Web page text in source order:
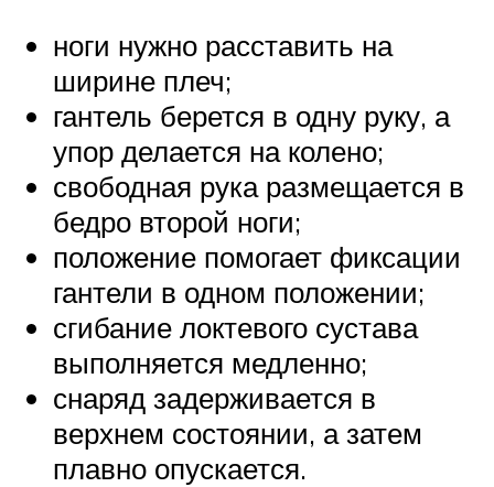
ноги нужно расставить на
ширине плеч;
гантель берется в одну руку, а
упор делается на колено;
свободная рука размещается в
бедро второй ноги;
положение помогает фиксации
гантели в одном положении;
сгибание локтевого сустава
выполняется медленно;
снаряд задерживается в
верхнем состоянии, а затем
плавно опускается.